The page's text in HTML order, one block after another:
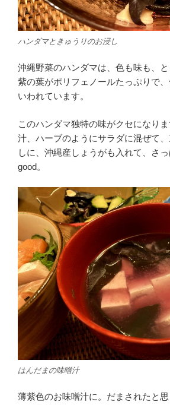
ハンダマときゅうりのお浸し
沖縄野菜のハンダマは、色も味も、と
紫の葉がポリフェノールたっぷりで
いわれています。
このハンダマ独特の味がクセになり
汁、ハーブのようにサラダに混ぜて
しに、沖縄産しょうがも入れて、さ
good。
はんだまの味噌汁
薄紫色のお味噌汁に。だまされたと思